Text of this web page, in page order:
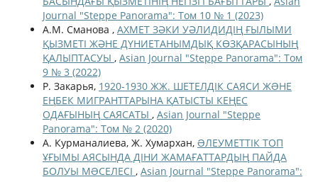
Journal "Steppe Panorama": Том 10 № 1 (2023)
А.М. Сманова , АХМЕТ ЗӘКИ УӘЛИДИДІҢ ҒЫЛЫМИ
ҚЫЗМЕТІ ЖӘНЕ ДҮНИЕТАНЫМДЫҚ КӨЗҚАРАСЫНЫҢ
ҚАЛЫПТАСУЫ , Asian Journal "Steppe Panorama": Том
9 № 3 (2022)
Р. Закарья, 1920-1930 ЖЖ. ШЕТЕЛДІК САЯСИ ЖƏНЕ
ЕҢБЕК МИГРАНТТАРЫНА ҚАТЫСТЫ КЕҢЕС
ОДАҒЫНЫҢ САЯСАТЫ , Asian Journal "Steppe
Panorama": Том № 2 (2020)
А. Курманалиева, Ж. Хумархан, ƏЛЕУМЕТТІК ТОП
ҰҒЫМЫ АЯСЫНДА ДІНИ ЖАМАҒАТТАРДЫҢ ПАЙДА
БОЛУЫ МƏСЕЛЕСІ , Asian Journal "Steppe Panorama":